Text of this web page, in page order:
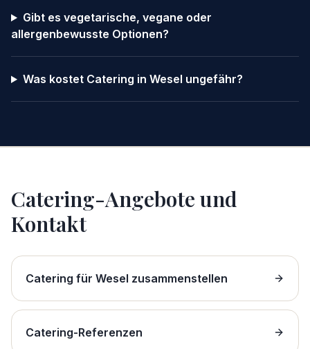
Gibt es vegetarische, vegane oder
allergenbewusste Optionen?
Was kostet Catering in Wesel ungefähr?
Catering-Angebote und
Kontakt
Catering für Wesel zusammenstellen
Catering-Referenzen